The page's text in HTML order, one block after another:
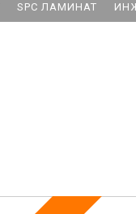
SPC ЛАМИНАТ